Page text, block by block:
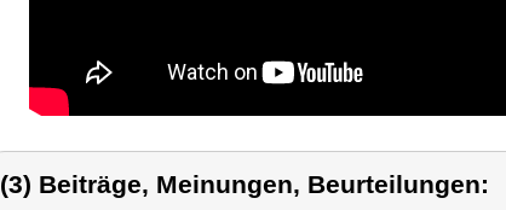
(3) Beiträge, Meinungen, Beurteilungen: